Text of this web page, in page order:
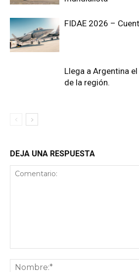
FIDAE 2026 –
Llega a Argentina
de la región.
DEJA UNA RESPUESTA